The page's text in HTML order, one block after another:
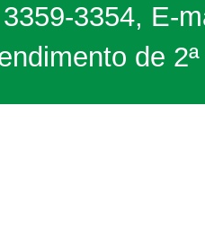
3354, E-
de